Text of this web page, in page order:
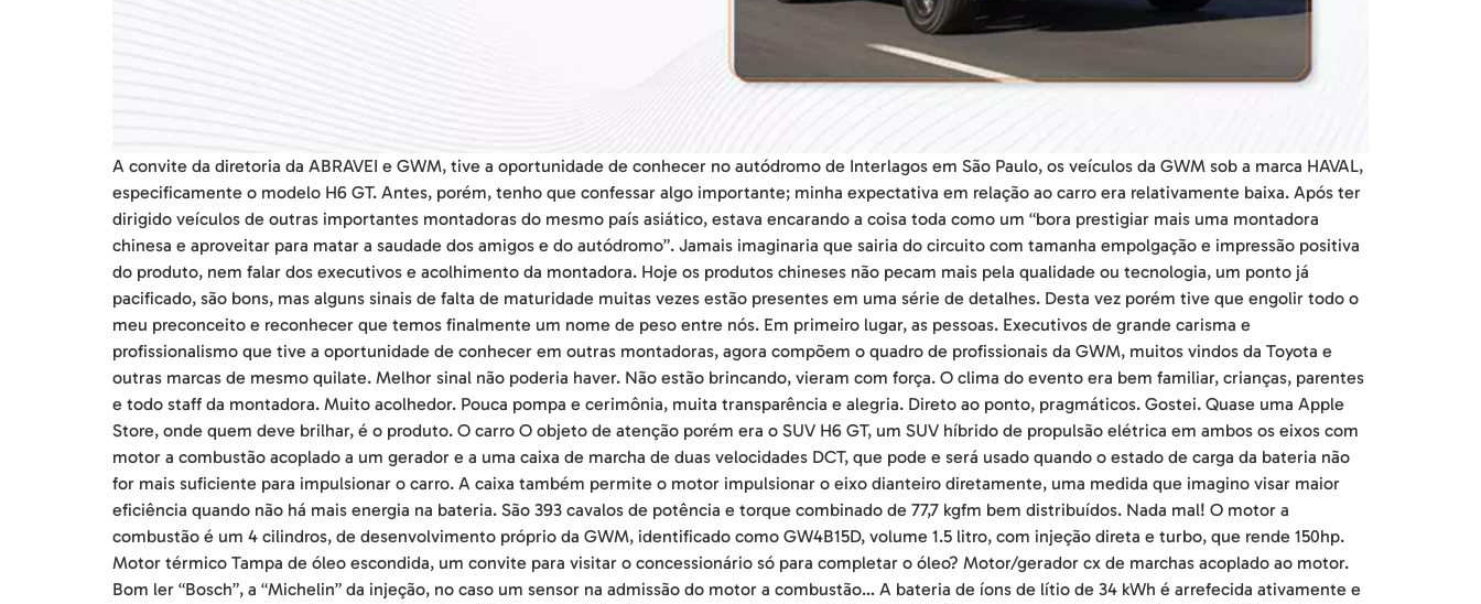
A convite da diretoria da ABRAVEI e GWM, tive a oportunidade de conhecer no autódromo de Interlagos em São Paulo, os veículos da GWM sob a marca HAVAL,
especificamente o modelo H6 GT. Antes, porém, tenho que confessar algo importante; minha expectativa em relação ao carro era relativamente baixa. Após ter
dirigido veículos de outras importantes montadoras do mesmo país asiático, estava encarando a coisa toda como um “bora prestigiar mais uma montadora
chinesa e aproveitar para matar a saudade dos amigos e do autódromo”. Jamais imaginaria que sairia do circuito com tamanha empolgação e impressão positiva
do produto, nem falar dos executivos e acolhimento da montadora. Hoje os produtos chineses não pecam mais pela qualidade ou tecnologia, um ponto já
pacificado, são bons, mas alguns sinais de falta de maturidade muitas vezes estão presentes em uma série de detalhes. Desta vez porém tive que engolir todo o
meu preconceito e reconhecer que temos finalmente um nome de peso entre nós. Em primeiro lugar, as pessoas. Executivos de grande carisma e
profissionalismo que tive a oportunidade de conhecer em outras montadoras, agora compõem o quadro de profissionais da GWM, muitos vindos da Toyota e
outras marcas de mesmo quilate. Melhor sinal não poderia haver. Não estão brincando, vieram com força. O clima do evento era bem familiar, crianças, parentes
e todo staff da montadora. Muito acolhedor. Pouca pompa e cerimônia, muita transparência e alegria. Direto ao ponto, pragmáticos. Gostei. Quase uma Apple
Store, onde quem deve brilhar, é o produto. O carro O objeto de atenção porém era o SUV H6 GT, um SUV híbrido de propulsão elétrica em ambos os eixos com
motor a combustão acoplado a um gerador e a uma caixa de marcha de duas velocidades DCT, que pode e será usado quando o estado de carga da bateria não
for mais suficiente para impulsionar o carro. A caixa também permite o motor impulsionar o eixo dianteiro diretamente, uma medida que imagino visar maior
eficiência quando não há mais energia na bateria. São 393 cavalos de potência e torque combinado de 77,7 kgfm bem distribuídos. Nada mal! O motor a
combustão é um 4 cilindros, de desenvolvimento próprio da GWM, identificado como GW4B15D, volume 1.5 litro, com injeção direta e turbo, que rende 150hp.
Motor térmico Tampa de óleo escondida, um convite para visitar o concessionário só para completar o óleo? Motor/gerador cx de marchas acoplado ao motor.
Bom ler “Bosch”, a “Michelin” da injeção, no caso um sensor na admissão do motor a combustão… A bateria de íons de lítio de 34 kWh é arrefecida ativamente e